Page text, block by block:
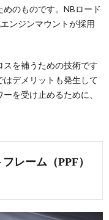
のものです。NBロード
ンジンマウントが採用
を補うための技術です
デメリットも発生して
を受け止めるために、
レーム（PPF）